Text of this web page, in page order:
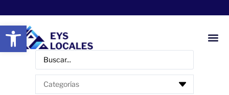
Abrir barra de herramientas